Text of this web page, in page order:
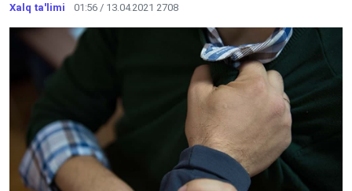
Xalq ta'limi 01:56 / 13.04.2021 2708